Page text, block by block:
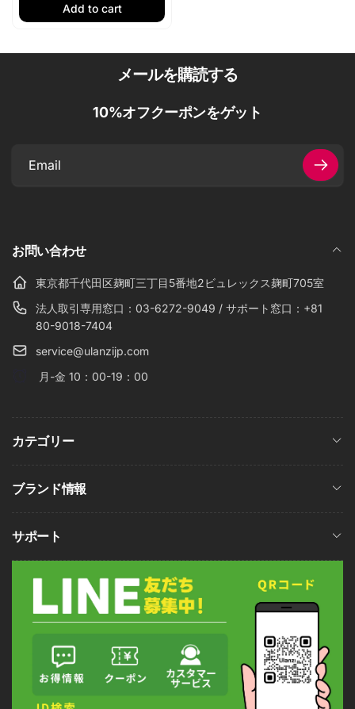
Add to cart
メールを購読する
10%オフクーポンをゲット
お問い合わせ
東京都千代田区麹町三丁目5番地2ビュレックス麹町705室
法人取引専用窓口：03-6272-9049 / サポート窓口：+81
80-9018-7404
service@ulanzijp.com
月-金 10：00-19：00
カテゴリー
ブランド情報
サポート